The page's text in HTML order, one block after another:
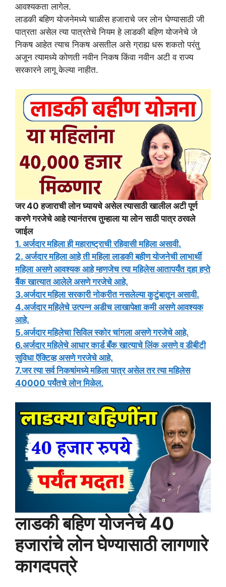
आवश्यकता लागेल.
लाडकी बहिण योजनेमध्ये चाळीस हजाराचे जर लोन घेण्यासाठी जी
पात्रता असेल त्या पात्रतेचे नियम हे लाडकी बहिण योजनेचे जे
निकष आहेत त्याच निकष असतील असे ग्राह्य धरू शकतो परंतु
अजून त्यामध्ये कोणती नवीन निकष किंवा नवीन अटी व राज्य
सरकारने लागू केल्या नाहीत.
जर 40 हजाराची लोन घ्यायचे असेल त्यासाठी खालील अटी पूर्ण
करणे गरजेचे आहे त्यानंतरच तुम्हाला या लोन साठी पात्र ठरवले
जाईल
1. अर्जदार महिला ही महाराष्ट्राची रहिवासी महिला असावी.
2. अर्जदार महिला आहे ती महिला लाडकी बहीण योजनेची लाभार्थी
महिला असणे आवश्यक आहे म्हणजेच त्या महिलेस आतापर्यंत दहा हप्ते
बैंक खात्यात आलेले असणे गरजेचे आहे.
3.अर्जदार महिला सरकारी नोकरीत नसलेल्या कुटुंबातून असावी.
4.अर्जदार महिलेचे उत्पन्न अडीच लाखापेक्षा कमी असणे आवश्यक
आहे.
5.अर्जदार महिलेचा सिविल स्कोर चांगला असणे गरजेचे आहे.
6.अर्जदार महिलेचे आधार कार्ड बँक खात्याचे लिंक असणे व डीबीटी
सुविधा ऍक्टिव्ह असणे गरजेचे आहे.
7.जर त्या सर्व निकषांमध्ये महिला पात्र असेल तर त्या महिलेस
40000 पर्यंतचे लोन मिळेल.
लाडकी बहिण योजनेचे 40
हजारांचे लोन घेण्यासाठी लागणारे
कागदपत्रे